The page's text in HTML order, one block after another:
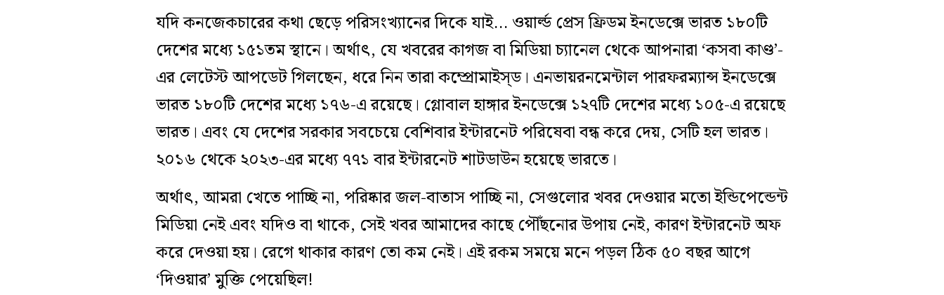
যদি কনজেকচারের কথা ছেড়ে পরিসংখ্যানের দিকে যাই… ওয়ার্ল্ড প্রেস ফ্রিডম ইনডেক্সে ভারত ১৮০টি
দেশের মধ্যে ১৫১তম স্থানে। অর্থাৎ, যে খবরের কাগজ বা মিডিয়া চ্যানেল থেকে আপনারা ‘কসবা কাণ্ড’-
এর লেটেস্ট আপডেট গিলছেন, ধরে নিন তারা কম্প্রোমাইস্ড। এনভায়রনমেন্টাল পারফরম্যান্স ইনডেক্সে
ভারত ১৮০টি দেশের মধ্যে ১৭৬-এ রয়েছে। গ্লোবাল হাঙ্গার ইনডেক্সে ১২৭টি দেশের মধ্যে ১০৫-এ রয়েছে
ভারত। এবং যে দেশের সরকার সবচেয়ে বেশিবার ইন্টারনেট পরিষেবা বন্ধ করে দেয়, সেটি হল ভারত।
২০১৬ থেকে ২০২৩-এর মধ্যে ৭৭১ বার ইন্টারনেট শাটডাউন হয়েছে ভারতে।
অর্থাৎ, আমরা খেতে পাচ্ছি না, পরিষ্কার জল-বাতাস পাচ্ছি না, সেগুলোর খবর দেওয়ার মতো ইন্ডিপেন্ডেন্ট
মিডিয়া নেই এবং যদিও বা থাকে, সেই খবর আমাদের কাছে পৌঁছনোর উপায় নেই, কারণ ইন্টারনেট অফ
করে দেওয়া হয়। রেগে থাকার কারণ তো কম নেই। এই রকম সময়ে মনে পড়ল ঠিক ৫০ বছর আগে
‘দিওয়ার’ মুক্তি পেয়েছিল!